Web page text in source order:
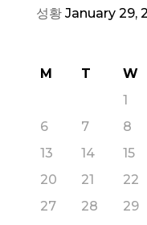
성황 January 29,
M T W
1
6
7 8
13
14 15
20
21 22
27
28 29